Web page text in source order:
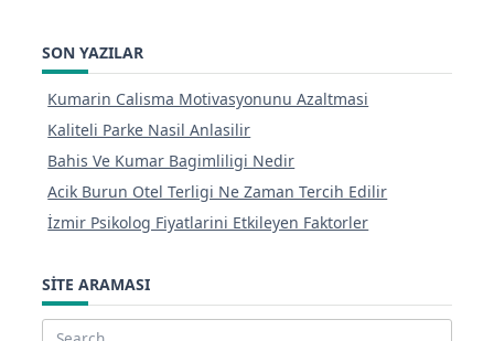
SON YAZILAR
Kumarin Calisma Motivasyonunu Azaltmasi
Kaliteli Parke Nasil Anlasilir
Bahis Ve Kumar Bagimliligi Nedir
Acik Burun Otel Terligi Ne Zaman Tercih Edilir
İzmir Psikolog Fiyatlarini Etkileyen Faktorler
SITE ARAMASI